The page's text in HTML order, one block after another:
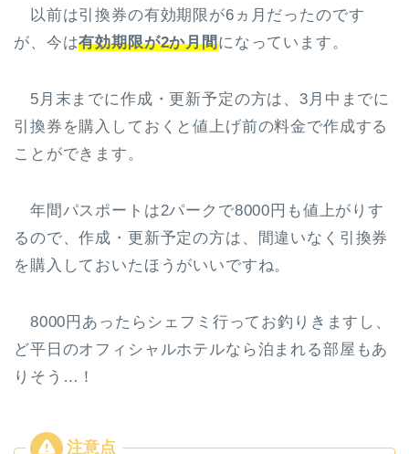
以前は引換券の有効期限が6ヵ月だったのです
が、今は有効期限が2か月間になっています。
5月末までに作成・更新予定の方は、3月中までに
引換券を購入しておくと値上げ前の料金で作成する
ことができます。
年間パスポートは2パークで8000円も値上がりす
るので、作成・更新予定の方は、間違いなく引換券
を購入しておいたほうがいいですね。
8000円あったらシェフミ行ってお釣りきますし、
ど平日のオフィシャルホテルなら泊まれる部屋もあ
りそう…！